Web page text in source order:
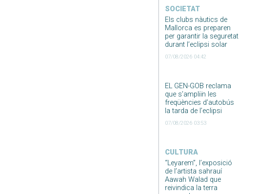
SOCIETAT
Els clubs nàutics de
Mallorca es preparen
per garantir la seguretat
durant l’eclipsi solar
07/08/2026 04:42
EL GEN-GOB reclama
que s’ampliïn les
freqüències d’autobús
la tarda de l’eclipsi
07/08/2026 03:53
CULTURA
“Leyarem”, l’exposició
de l’artista sahrauí
Aawah Walad que
reivindica la terra